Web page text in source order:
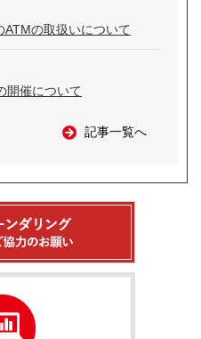
の取扱いについて
開催について
記事一覧へ